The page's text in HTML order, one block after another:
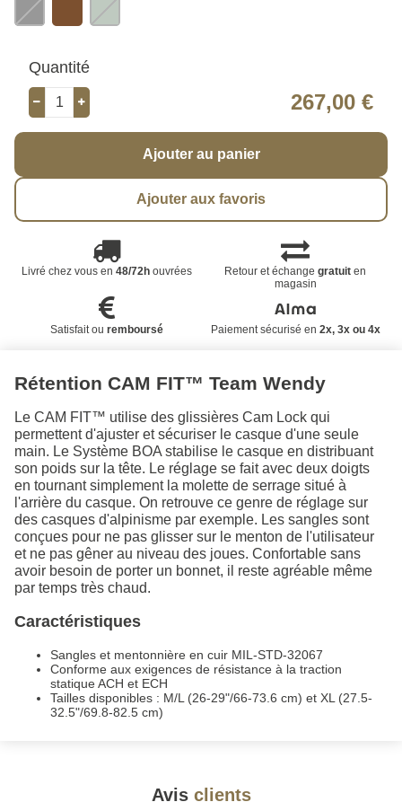
Quantité
267,00 €
Ajouter au panier
Ajouter aux favoris
Livré chez vous en 48/72houvrées Retour et échangegratuit en
magasin
Satisfait ou remboursé Paiement sécurisé en 2x, 3x ou 4x
Rétention CAM FIT­™ Team Wendy
Le CAM FIT™ utilise des glissières Cam Lock qui
permettent d'ajuster et sécuriser le casque d'une seule
main. Le Système BOA stabilise le casque en distribuant
son poids sur la tête. Le réglage se fait avec deux doigts
en tournant simplement la molette de serrage situé à
l'arrière du casque. On retrouve ce genre de réglage sur
des casques d'alpinisme par exemple. Les sangles sont
conçues pour ne pas glisser sur le menton de l'utilisateur
et ne pas gêner au niveau des joues. Confortable sans
avoir besoin de porter un bonnet, il reste agréable même
par temps très chaud.
Caractéristiques
Sangles et mentonnière en cuir MIL-STD-32067
Conforme aux exigences de résistance à la traction
statique ACH et ECH
Tailles disponibles : M/L (26-29"/66-73.6 cm) et XL (27.5-
32.5"/69.8-82.5 cm)
Avis clients